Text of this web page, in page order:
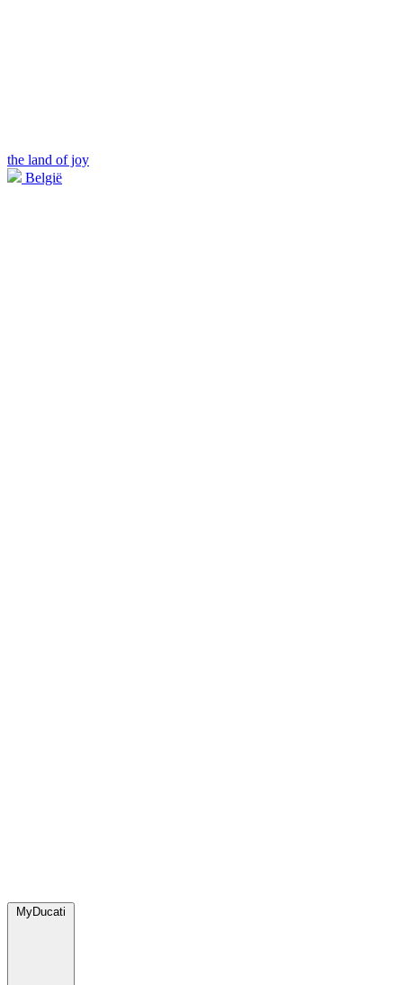
the land of joy
België
MyDucati